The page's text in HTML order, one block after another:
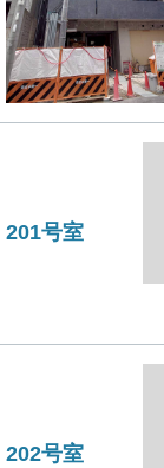
201号室
202号室